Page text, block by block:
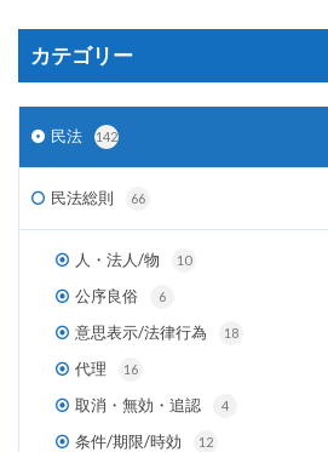
カテゴリー
民法 142
民法総則 66
人・法人/物 10
公序良俗 6
意思表示/法律行為 18
代理 16
取消・無効・追認 4
条件/期限/時効 12